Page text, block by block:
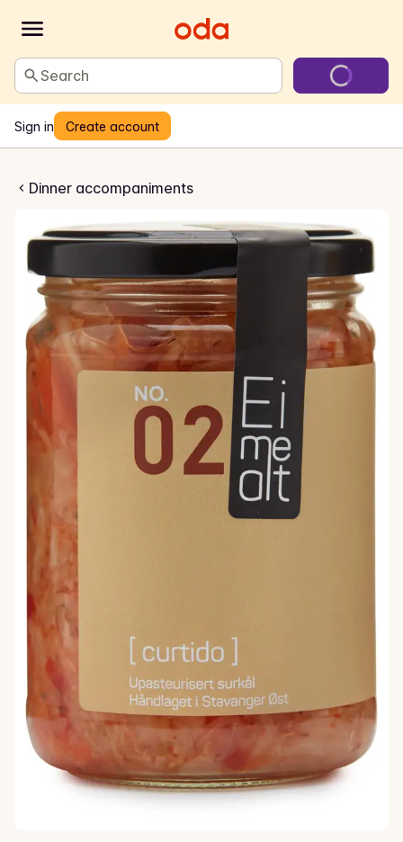
Search
Sign in Create account
Dinner accompaniments